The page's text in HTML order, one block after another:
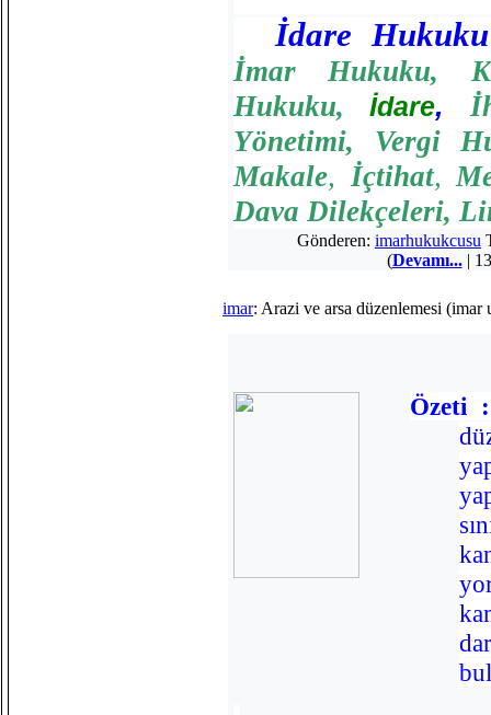
İdare
İmar Hukuku,
Hukuku, İdare,
Yönetimi, Vergi
Makale, İçtihat,
Dava Dilekçeleri,
Gönderen: imarhukukcusu
(Devamı...|
imar: Arazi ve arsa düzenlemesi (imar